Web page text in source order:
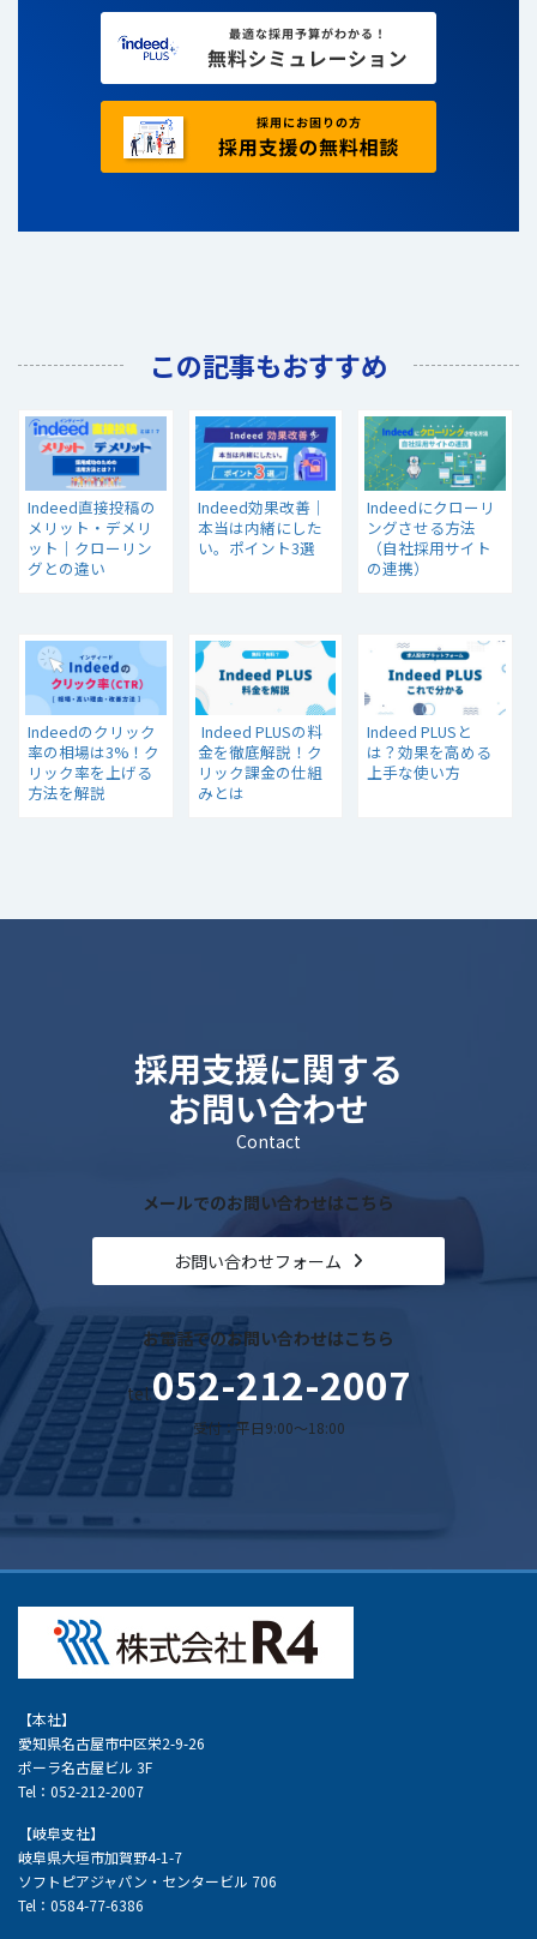
この記事もおすすめ
Indeed直接投稿の
メリット・デメリ
ット｜クローリン
グとの違い
Indeed効果改善｜
本当は内緒にした
い。ポイント3選
Indeedにクローリ
ングさせる方法
（自社採用サイト
の連携）
Indeedのクリック
率の相場は3%！ク
リック率を上げる
方法を解説
Indeed PLUSの料
金を徹底解説！ク
リック課金の仕組
みとは
Indeed PLUSと
は？効果を高める
上手な使い方
採用支援に関する
お問い合わせ
Contact
メールでのお問い合わせはこちら
お問い合わせフォーム
お電話でのお問い合わせはこちら
tel.052-212-2007
受付：平日9:00～18:00
【本社】
愛知県名古屋市中区栄2-9-26
ポーラ名古屋ビル 3F
Tel：052-212-2007
【岐阜支社】
岐阜県大垣市加賀野4-1-7
ソフトピアジャパン・センタービル 706
Tel：0584-77-6386